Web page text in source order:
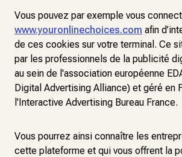
Vous pouvez par exemple vous
www.youronlinechoices.com afin
de ces cookies sur votre terminal. Ce
par les professionnels de la publicité
au sein de l'association européenne
Digital Advertising Alliance) et géré en
l'Interactive Advertising Bureau France.
Vous pourrez ainsi connaître les
cette plateforme et qui vous offrent la